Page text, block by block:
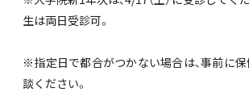
生は両日受診可。
※指定日で都合がつかない場合は、事前に
談ください。